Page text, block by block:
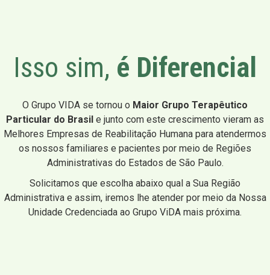
Isso sim, é Diferencial
O Grupo VIDA se tornou o Maior Grupo Terapêutico
Particular do Brasil e junto com este crescimento vieram as
Melhores Empresas de Reabilitação Humana para atendermos
os nossos familiares e pacientes por meio de Regiões
Administrativas do Estados de São Paulo.
Solicitamos que escolha abaixo qual a Sua Região
Administrativa e assim, iremos lhe atender por meio da Nossa
Unidade Credenciada ao Grupo ViDA mais próxima.